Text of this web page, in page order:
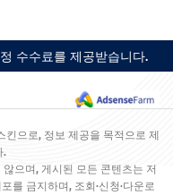
수수료를 제공받습니다.
으로, 정보 제공을 목적으로 제
.
으며, 게시된 모든 콘텐츠는 저
를 금지하며, 조회·신청·다운로